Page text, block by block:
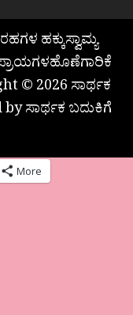
ಹಕ್ಕುಸ್ವಾಮ್ಯ
© 2026 ಸಾರ್ಥಕ
ಸಾರ್ಥಕ ಬದುಕಿಗೆ
More